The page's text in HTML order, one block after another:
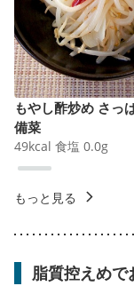
もやし酢炒め さっ
備菜
49kcal 食塩 0.0g
もっと見る
脂質控えめ